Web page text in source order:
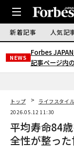
新着記事 人気記
NEWS
Forbes JAPAN
記事ページ内
トップ ライフスタイ
2026.05.12 11:30
平均寿命84
全性が整っ